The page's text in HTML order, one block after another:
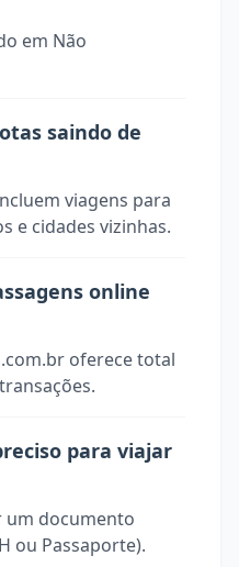
em Não
saindo de
viagens para
e cidades vizinhas.
online
oferece total
para viajar
um documento
ou Passaporte).